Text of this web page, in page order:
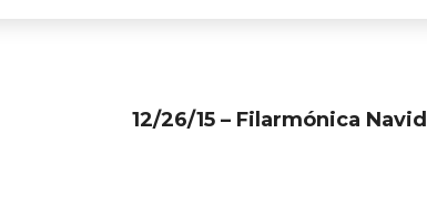
12/26/15 – Filarmónica